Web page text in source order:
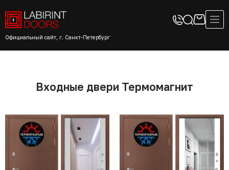
Официальный сайт, г. Санкт-Петербург
Входные двери Термомагнит